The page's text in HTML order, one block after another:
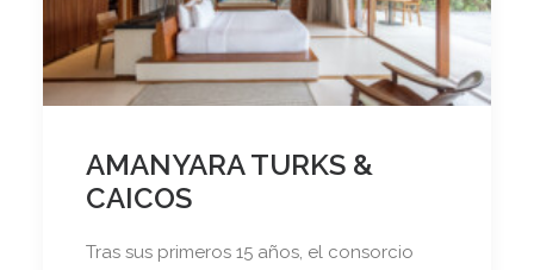
AMANYARA TURKS &
CAICOS
Tras sus primeros 15 años, el consorcio